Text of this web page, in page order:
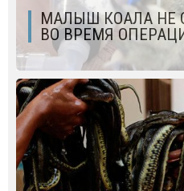
МАЛЫШ КОАЛА НЕ
ВО ВРЕМЯ